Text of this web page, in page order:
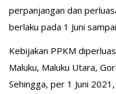
perpanjangan dan
berlaku pada 1 Juni
Kebijakan PPKM
Maluku, Maluku Utara,
Sehingga, per 1 Juni